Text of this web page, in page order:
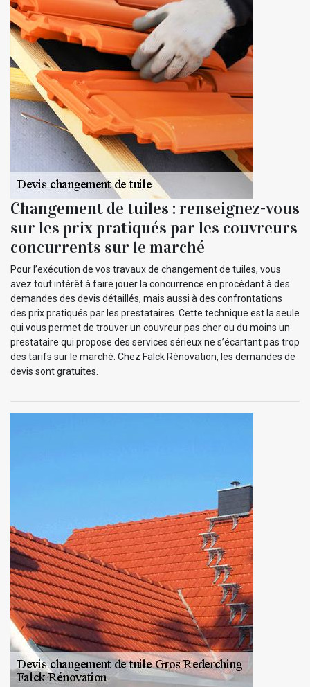
Changement de tuiles : renseignez-vous
sur les prix pratiqués par les couvreurs
concurrents sur le marché
Pour l’exécution de vos travaux de changement de tuiles, vous
avez tout intérêt à faire jouer la concurrence en procédant à des
demandes des devis détaillés, mais aussi à des confrontations
des prix pratiqués par les prestataires. Cette technique est la seule
qui vous permet de trouver un couvreur pas cher ou du moins un
prestataire qui propose des services sérieux ne s’écartant pas trop
des tarifs sur le marché. Chez Falck Rénovation, les demandes de
devis sont gratuites.